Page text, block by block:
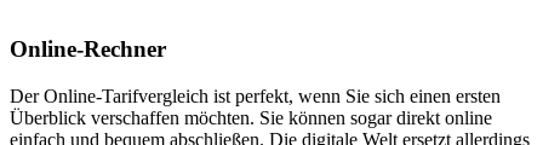
Online-Rechner
Der Online-Tarifvergleich ist perfekt, wenn Sie sich einen ersten
Überblick verschaffen möchten. Sie können sogar direkt online
einfach und bequem abschließen. Die digitale Welt ersetzt allerdings